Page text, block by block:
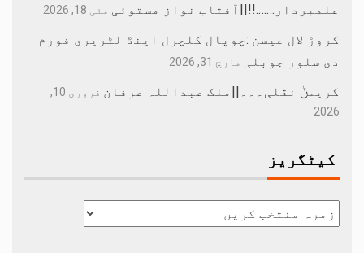
علمبردار…….!!||آفتاب نواز مستوئی مئی 18, 2026
کروڑ لال عیسن :چوپال کلچرل اینڈ لٹریری فورم
دی سلور جوبلی مارچ 31, 2026
کریمݨ نقلی۔۔۔||ملک عبداللہ عرفان
فروری 10,
2026
کیٹگریز